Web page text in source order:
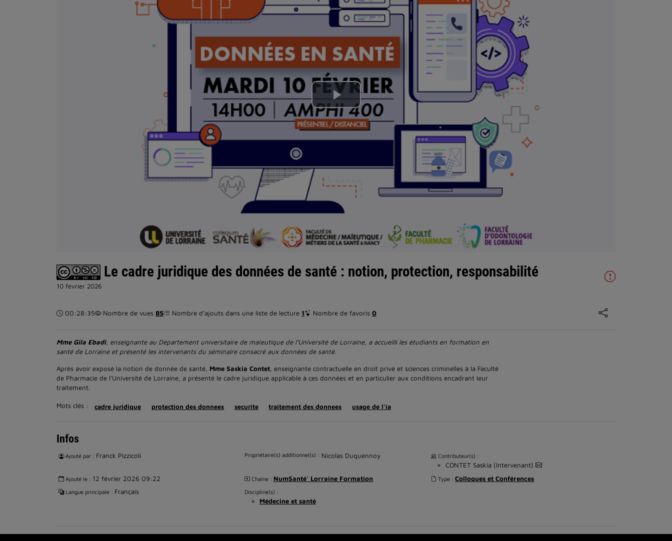
Lire
la
Le cadre juridique des données de santé : notion, protection, responsabilité
10 février 2026
Durée :
00:28:35 Nombre de vues 85 Nombre d’ajouts dans une liste de lecture 1 Nombre de favoris 0
Mme Gila Ebadi, enseignante au Département universitaire de maïeutique de l’Université de Lorraine, a accueilli les étudiants en formation en
santé de Lorraine et présenté les intervenants du séminaire consacré aux données de santé.
Après avoir exposé la notion de donnée de santé, Mme Saskia Contet , enseignante contractuelle en droit privé et sciences criminelles à la Faculté
de Pharmacie de l’Université de Lorraine, a présenté le cadre juridique applicable à ces données et en particulier aux conditions encadrant leur
traitement.
Mots clés : cadre juridique protection des donnees securite traitement des donnees usage de l’ia
Infos
Ajouté par : Franck Pizzicoli Propriétaire(s) additionnel(s) : Nicolas Duquennoy Contributeur(s) :
CONTET Saskia (Intervenant)
Ajouté le : 12 février 2026 09:22 Chaîne : NumSanté' Lorraine Formation Type : Colloques et Conférences
Langue principale : Français Discipline(s) :
Médecine et santé